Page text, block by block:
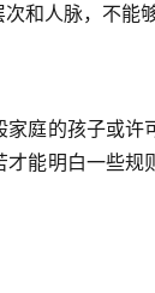
和人脉，不能
庭的孩子或许
能明白一些规